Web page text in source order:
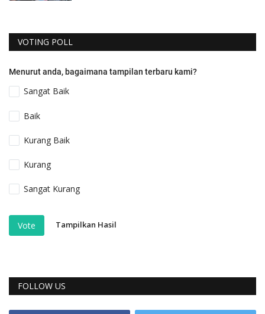
VOTING POLL
Menurut anda, bagaimana tampilan terbaru kami?
Sangat Baik
Baik
Kurang Baik
Kurang
Sangat Kurang
Vote Tampilkan Hasil
FOLLOW US